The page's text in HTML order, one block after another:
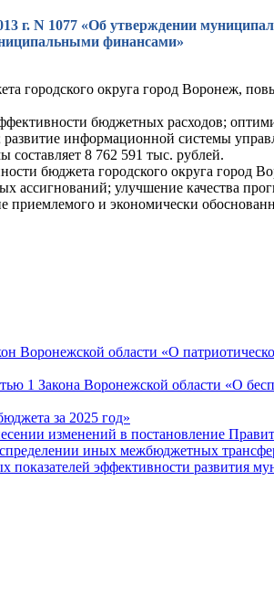
г. N 1077 «Об утверждении
финансами»
городского округа город Воронеж,
бюджетных расходов;
информационной системы
8 762 591 тыс. рублей.
бюджета городского округа город
улучшение качества
приемлемого и экономически
Воронежской области «О
1 Закона Воронежской области «О
за 2025 год»
изменений в постановление
иных межбюджетных
эффективности развития